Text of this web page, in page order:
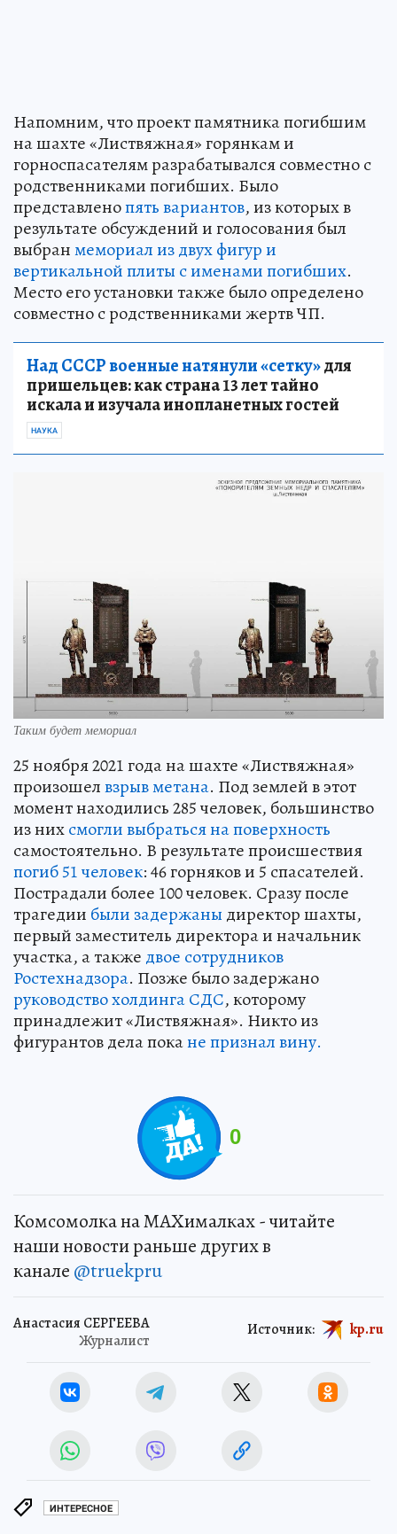
Напомним, что проект памятника погибшим
на шахте «Листвяжная» горянкам и
горноспасателям разрабатывался совместно с
родственниками погибших. Было
представленопять вариантов, из которых в
результате обсуждений и голосования был
выбранмемориал из двух фигур и
вертикальной плиты с именами погибших.
Место его установки также было определено
совместно с родственниками жертв ЧП.
Над СССР военные натянули «сетку»для
пришельцев: как страна 13 лет тайно
искала и изучала инопланетных гостей
НАУКА
Таким будет мемориал
25 ноября 2021 года на шахте «Листвяжная»
произошелвзрыв метана. Под землей в этот
момент находились 285 человек, большинство
из нихсмогли выбраться на поверхность
самостоятельно. В результате происшествия
погиб 51 человек: 46 горняков и 5 спасателей.
Пострадали более 100 человек. Сразу после
трагедии были задержаны директор шахты,
первый заместитель директора и начальник
участка, а также двое сотрудников
Ростехнадзора. Позже было задержано
руководство холдинга СДС, которому
принадлежит «Листвяжная». Никто из
фигурантов дела покане признал вину.
0
Комсомолка на MAXималках - читайте
наши новости раньше других в
канале @truekpru
Анастасия СЕРГЕЕВА
Журналист
Источник: kp.ru
ИНТЕРЕСНОЕ